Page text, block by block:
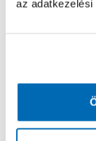
az adatkezelési